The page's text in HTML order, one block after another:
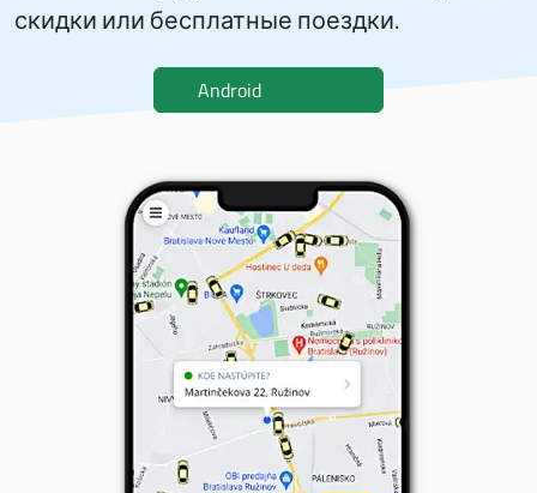
скидки или бесплатные поездки.
Android